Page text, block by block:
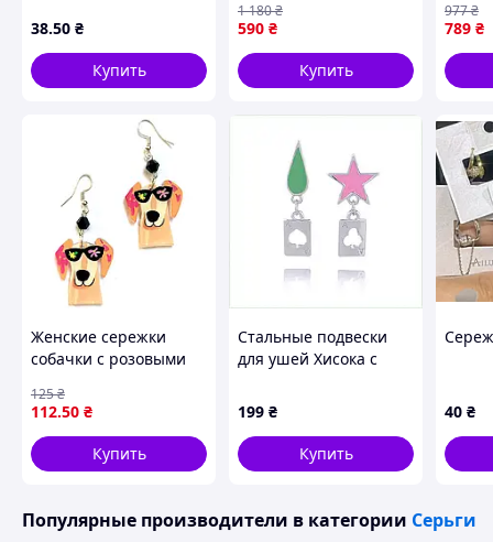
38.50 ₴
Купить
детские Серебряные с
золотыми вставками
AZ-20
590 ₴
1 180₴
Купить
на
Sellia
789 ₴
977₴
Женские сережки
собачки с розовыми
112.50 ₴
125₴
Купить
Стальные подвески
для ушей Хисока с
199 ₴
Купить
40 ₴
Популярные производители в категории Серьги